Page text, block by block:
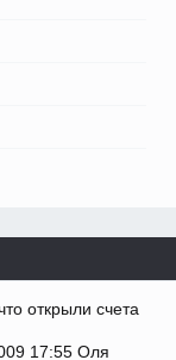
открыли счета
17:55 Оля